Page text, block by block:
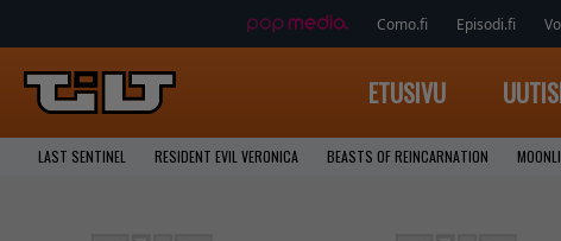
Como.fi Episodi.fi
ETUSIVU
LAST SENTINEL RESIDENT EVIL VERONICA BEASTS OF REINCARNATION